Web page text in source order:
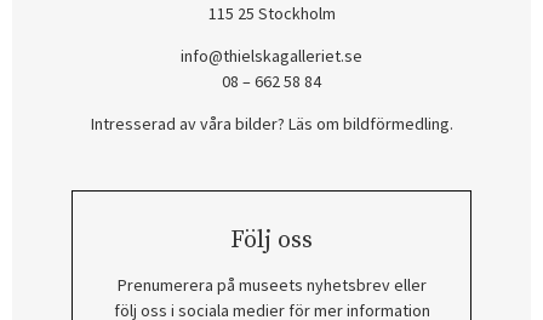
115 25 Stockholm
info@thielskagalleriet.se
08 – 662 58 84
Intresserad av våra bilder? Läs om bildförmedling.
Följ oss
Prenumerera på museets nyhetsbrev eller
följ oss i sociala medier för mer information